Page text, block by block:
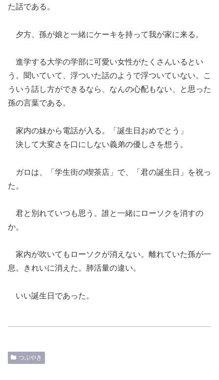
た話である。
夕方、孫が娘と一緒にケーキを持って我が家に来る。
進学する大学の学部に可愛い女性がたくさんいるとい
う。聞いていて、浮ついた話のようで浮ついていない。こ
ういう話し方ができるなら、なんの心配もない、と思った
孫の言葉である。
家内の妹から電話が入る。「誕生日おめでとう」
決して大変さを口にしない義弟の優しさを想う。
ガロは、「学生街の喫茶店」で、「君の誕生日」を祝っ
た。
君と別れていつも思う。誰と一緒にローソクを消すの
か。
家内が吹いてもローソクが消えない。離れていた孫が一
息。きれいに消えた。肺活量の違い。
いい誕生日であった。
つぶやき